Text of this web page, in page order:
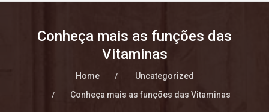
Conheça mais as funções das
Vitaminas
Home
Uncategorized
Conheça mais as funções das Vitaminas